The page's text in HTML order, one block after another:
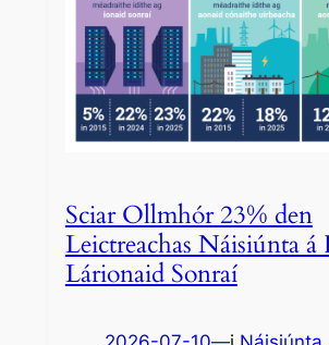
Sciar Ollmhór 23% den
Leictreachas Náisiúnta á
Lárionaid Sonraí